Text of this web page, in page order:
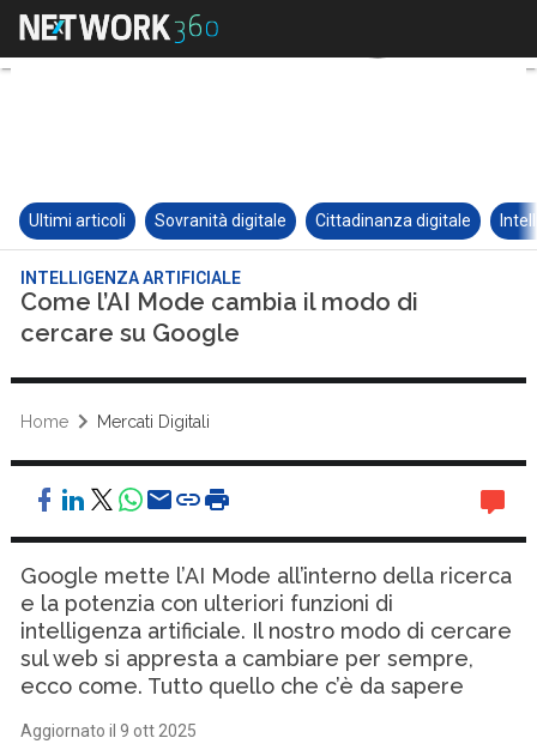
Ultimi articoli Sovranità digitale Cittadinanza digitale
INTELLIGENZA ARTIFICIALE
Come l’AI Mode cambia il modo di
cercare su Google
Home Mercati Digitali
Google mette l’AI Mode all’interno della ricerca
e la potenzia con ulteriori funzioni di
intelligenza artificiale. Il nostro modo di cercare
sul web si appresta a cambiare per sempre,
ecco come. Tutto quello che c’è da sapere
Aggiornato il 9 ott 2025